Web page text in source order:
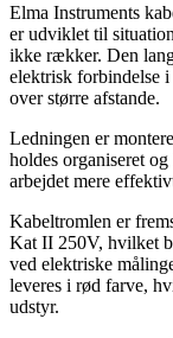
Elma Instruments
er udviklet til
ikke rækker. Den
elektrisk forbindelse
over større afstande.
Ledningen er
holdes organiseret
arbejdet mere
Kabeltromlen er
Kat II 250V, hvilket
ved elektriske
leveres i rød farve,
udstyr.